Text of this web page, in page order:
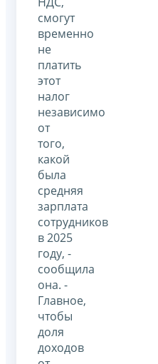
смогут
временно
не
платить
этот
налог
независимо
от
того,
какой
была
средняя
зарплата
сотрудников
в 2025
году, -
сообщила
она. -
Главное,
чтобы
доля
доходов